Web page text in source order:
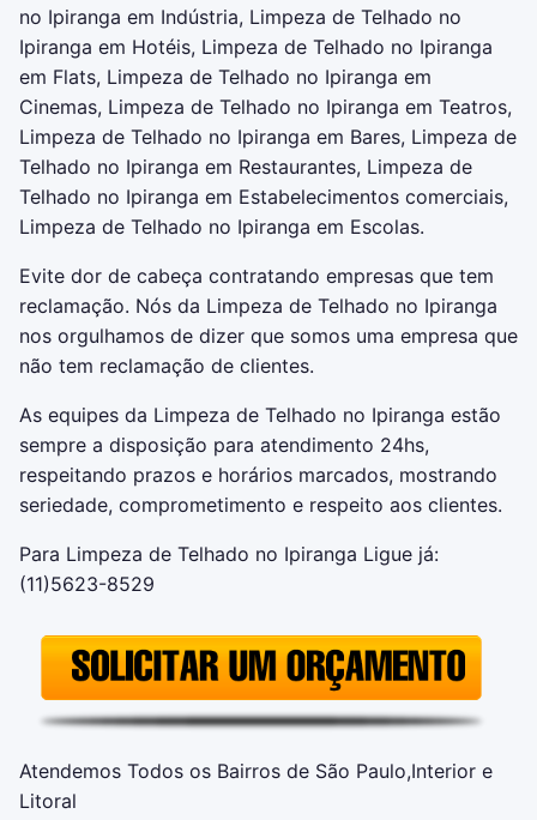
no Ipiranga em Indústria, Limpeza de Telhado no
Ipiranga em Hotéis, Limpeza de Telhado no Ipiranga
em Flats, Limpeza de Telhado no Ipiranga em
Cinemas, Limpeza de Telhado no Ipiranga em Teatros,
Limpeza de Telhado no Ipiranga em Bares, Limpeza de
Telhado no Ipiranga em Restaurantes, Limpeza de
Telhado no Ipiranga em Estabelecimentos comerciais,
Limpeza de Telhado no Ipiranga em Escolas.
Evite dor de cabeça contratando empresas que tem
reclamação. Nós da Limpeza de Telhado no Ipiranga
nos orgulhamos de dizer que somos uma empresa que
não tem reclamação de clientes.
As equipes da Limpeza de Telhado no Ipiranga estão
sempre a disposição para atendimento 24hs,
respeitando prazos e horários marcados, mostrando
seriedade, comprometimento e respeito aos clientes.
Para Limpeza de Telhado no Ipiranga Ligue já:
(11)5623-8529
Atendemos Todos os Bairros de São Paulo,Interior e
Litoral